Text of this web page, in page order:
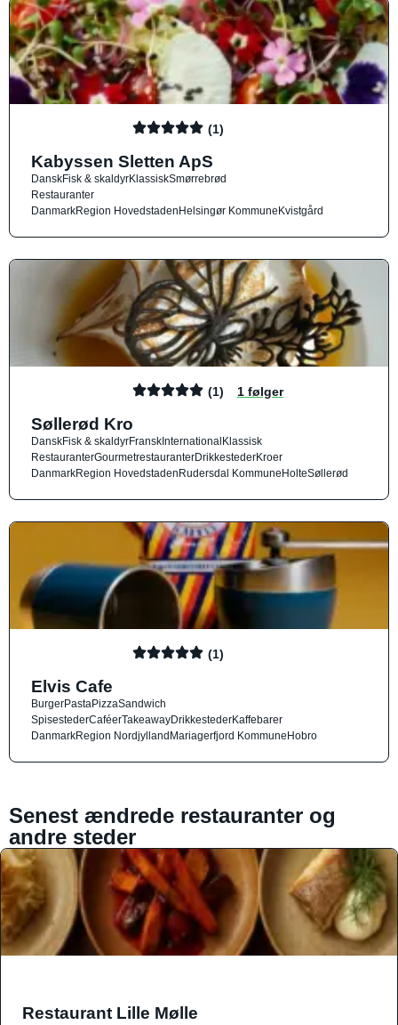
(1)
Kabyssen Sletten ApS
DanskFisk & skaldyrKlassiskSmørrebrød
Restauranter
DanmarkRegion HovedstadenHelsingør KommuneKvistgård
(1) 1 følger
Søllerød Kro
DanskFisk & skaldyrFranskInternationalKlassisk
RestauranterGourmetrestauranterDrikkestederKroer
DanmarkRegion HovedstadenRudersdal KommuneHolteSøllerød
(1)
Elvis Cafe
BurgerPastaPizzaSandwich
SpisestederCaféerTakeawayDrikkestederKaffebarer
DanmarkRegion NordjyllandMariagerfjord KommuneHobro
Senest ændrede restauranter og
andre steder
Restaurant Lille Mølle